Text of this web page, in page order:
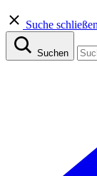
Suche schließen
Suchen